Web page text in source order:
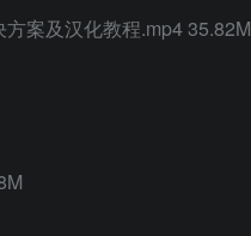
案及汉化教程.mp4 35.82M